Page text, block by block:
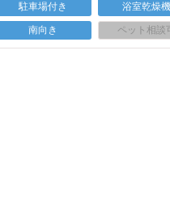
駐車場付き 浴室乾燥機
南向き ペット相談